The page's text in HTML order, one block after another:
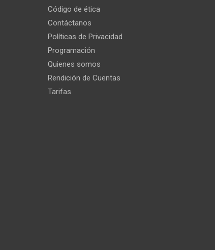
Código de ética
Contáctanos
Políticas de Privacidad
Programación
Quienes somos
Rendición de Cuentas
Tarifas